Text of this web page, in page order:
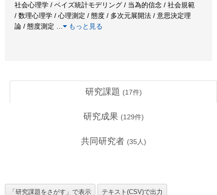
社会心理学 / ベイズ統計モデリング / 当為的信念 / 社会規範
/ 数理心理学 / 心理測定 / 態度 / 多次元展開法 / 意思決定理
論 / 態度測定
もっと見る
研究課題 (17件)
研究成果 (129件)
共同研究者 (35 人)